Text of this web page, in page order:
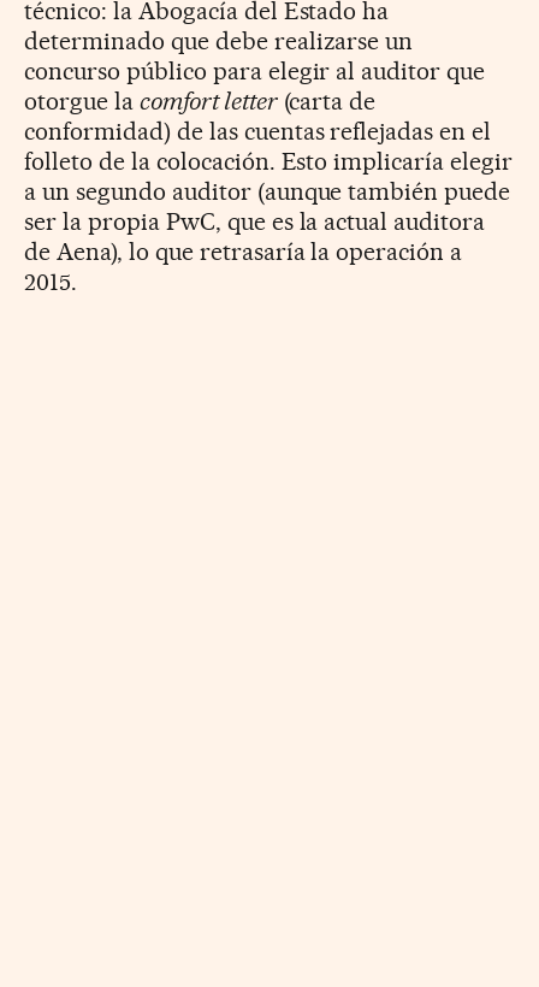
técnico: la Abogacía del Estado ha
determinado que debe realizarse un
concurso público para elegir al auditor que
otorgue la comfort letter(carta de
conformidad) de las cuentas reflejadas en el
folleto de la colocación. Esto implicaría elegir
a un segundo auditor (aunque también puede
ser la propia PwC, que es la actual auditora
de Aena), lo que retrasaría la operación a
2015.